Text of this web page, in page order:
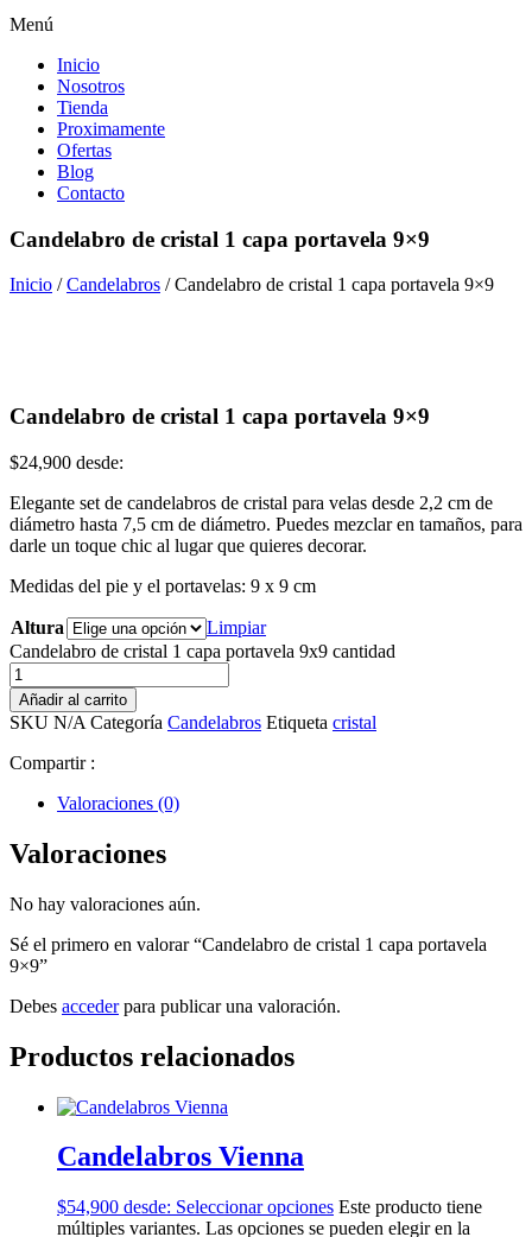
Menú
Inicio
Nosotros
Tienda
Proximamente
Ofertas
Blog
Contacto
Candelabro de cristal 1 capa portavela 9×9
Inicio /Candelabros / Candelabro de cristal 1 capa portavela 9×9
Candelabro de cristal 1 capa portavela 9×9
$24,900 desde:
Elegante set de candelabros de cristal para velas desde 2,2 cm de
diámetro hasta 7,5 cm de diámetro. Puedes mezclar en tamaños, para
darle un toque chic al lugar que quieres decorar.
Medidas del pie y el portavelas: 9 x 9 cm
Altura
Limpiar
Candelabro de cristal 1 capa portavela 9x9 cantidad
Añadir al carrito
SKU N/A Categoría Candelabros Etiqueta cristal
Compartir :
Valoraciones (0)
Valoraciones
No hay valoraciones aún.
Sé el primero en valorar “Candelabro de cristal 1 capa portavela
9×9”
Debes accederpara publicar una valoración.
Productos relacionados
Candelabros Vienna
$54,900 desde: Seleccionar opciones Este producto tiene
múltiples variantes. Las opciones se pueden elegir en la